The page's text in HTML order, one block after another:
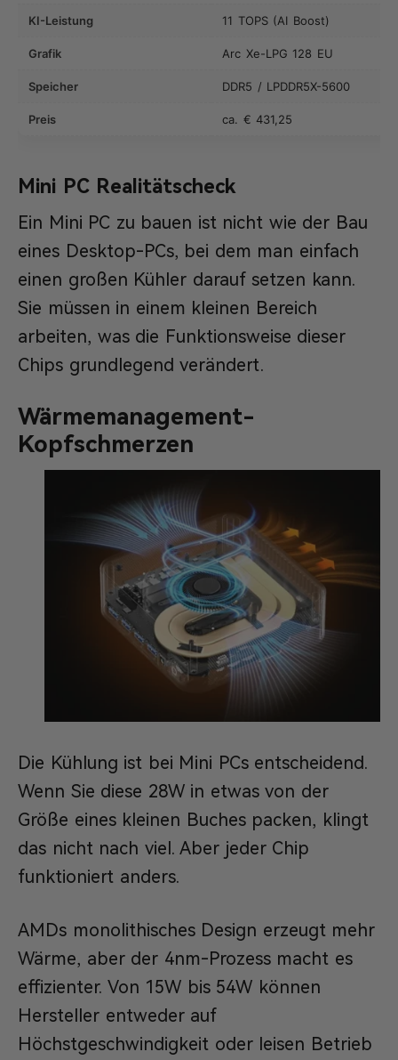
KI-Leistung 11 TOPS (AI Boost)
Grafik Arc Xe-LPG 128 EU
Speicher DDR5 / LPDDR5X-5600
Preis ca. € 431,25
Mini PC Realitätscheck
Ein Mini PC zu bauen ist nicht wie der Bau
eines Desktop-PCs, bei dem man einfach
einen großen Kühler darauf setzen kann.
Sie müssen in einem kleinen Bereich
arbeiten, was die Funktionsweise dieser
Chips grundlegend verändert.
Wärmemanagement-
Kopfschmerzen
Die Kühlung ist bei Mini PCs entscheidend.
Wenn Sie diese 28W in etwas von der
Größe eines kleinen Buches packen, klingt
das nicht nach viel. Aber jeder Chip
funktioniert anders.
AMDs monolithisches Design erzeugt mehr
Wärme, aber der 4nm-Prozess macht es
effizienter. Von 15W bis 54W können
Hersteller entweder auf
Höchstgeschwindigkeit oder leisen Betrieb